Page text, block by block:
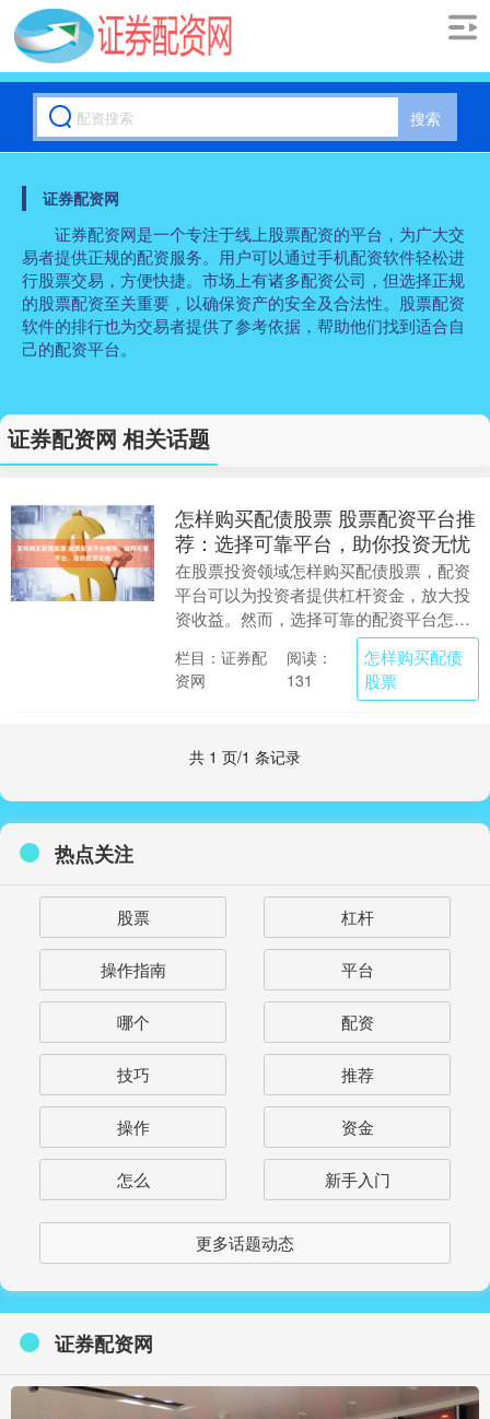
搜索
证券配资网
证券配资网是一个专注于线上股票配资的平台，为广大交
易者提供正规的配资服务。用户可以通过手机配资软件轻松进
行股票交易，方便快捷。市场上有诸多配资公司，但选择正规
的股票配资至关重要，以确保资产的安全及合法性。股票配资
软件的排行也为交易者提供了参考依据，帮助他们找到适合自
己的配资平台。
证券配资网 相关话题
怎样购买配债股票 股票配资平台推
荐：选择可靠平台，助你投资无忧
在股票投资领域怎样购买配债股票，配资
平台可以为投资者提供杠杆资金，放大投
资收益。然而，选择可靠的配资平台怎样
购买配债股票至关重要，以确保资金安全
和投资无忧。 股....
栏目：证券配
资网
阅读：
131
怎样购买配债
股票
共 1 页/1 条记录
热点关注
股票 杠杆
操作指南 平台
哪个 配资
技巧 推荐
操作 资金
怎么 新手入门
更多话题动态
证券配资网